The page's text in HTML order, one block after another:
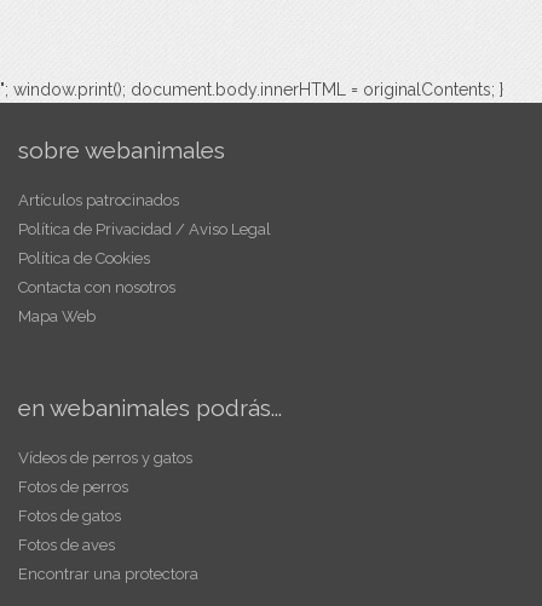
"; window.print(); document.body.innerHTML = originalContents; }
sobre webanimales
Artículos patrocinados
Política de Privacidad / Aviso Legal
Política de Cookies
Contacta con nosotros
Mapa Web
en webanimales podrás...
Vídeos de perros y gatos
Fotos de perros
Fotos de gatos
Fotos de aves
Encontrar una protectora